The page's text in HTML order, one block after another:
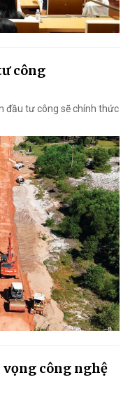
công
đầu tư công sẽ chính thức
công nghệ